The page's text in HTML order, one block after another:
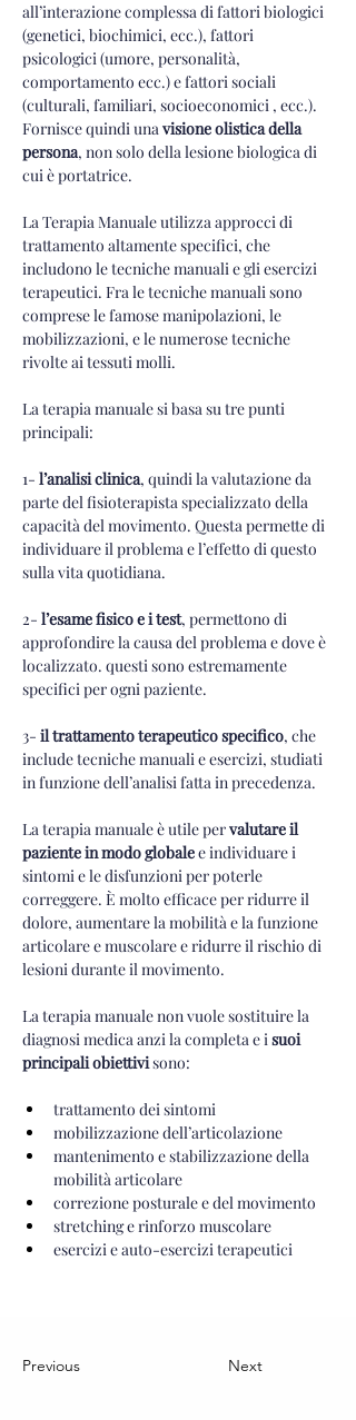
all’interazione complessa di fattori biologici
(genetici, biochimici, ecc.), fattori
psicologici (umore, personalità,
comportamento ecc.) e fattori sociali
(culturali, familiari, socioeconomici , ecc.).
Fornisce quindi una visione olistica della
persona, non solo della lesione biologica di
cui è portatrice.
La Terapia Manuale utilizza approcci di
trattamento altamente specifici, che
includono le tecniche manuali e gli esercizi
terapeutici. Fra le tecniche manuali sono
comprese le famose manipolazioni, le
mobilizzazioni, e le numerose tecniche
rivolte ai tessuti molli.
La terapia manuale si basa su tre punti
principali:
1- l’analisi clinica, quindi la valutazione da
parte del fisioterapista specializzato della
capacità del movimento. Questa permette di
individuare il problema e l’effetto di questo
sulla vita quotidiana.
2- l’esame fisico e i test, permettono di
approfondire la causa del problema e dove è
localizzato. questi sono estremamente
specifici per ogni paziente.
3- il trattamento terapeutico specifico, che
include tecniche manuali e esercizi, studiati
in funzione dell’analisi fatta in precedenza.
La terapia manuale è utile per valutare il
paziente in modo globale e individuare i
sintomi e le disfunzioni per poterle
correggere. È molto efficace per ridurre il
dolore, aumentare la mobilità e la funzione
articolare e muscolare e ridurre il rischio di
lesioni durante il movimento.
La terapia manuale non vuole sostituire la
diagnosi medica anzi la completa e i suoi
principali obiettivi sono:
trattamento dei sintomi
mobilizzazione dell’articolazione
mantenimento e stabilizzazione della
mobilità articolare
correzione posturale e del movimento
stretching e rinforzo muscolare
esercizi e auto-esercizi terapeutici
Previous Next